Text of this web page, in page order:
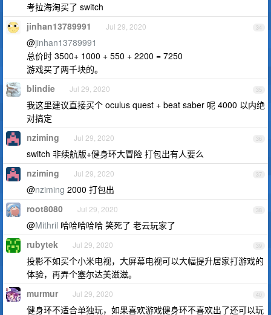
考拉海淘买了 switch
34
jinhan13789991 Jul 29, 2020
@jinhan13789991
总价时 3500+ 1000 + 550 + 2200 = 7250
游戏买了两千块的。
35
blindie Jul 29, 2020
我这里建议直接买个 oculus quest + beat saber 呢 4000 以内绝
对搞定
36
nziming Jul 29, 2020
switch 非续航版+健身环大冒险 打包出有人要么
37
nziming Jul 29, 2020
@nziming 2000 打包出
38
root8080 Jul 29, 2020
@Mithril 哈哈哈哈哈 笑死了 老云玩家了
39
rubytek Jul 29, 2020
投影不如买个小米电视，大屏幕电视可以大幅提升居家打游戏的
体验，再弄个塞尔达美滋滋。
40
murmur Jul 29, 2020
健身环不适合单独玩，如果喜欢游戏健身环不喜欢出了还可以玩